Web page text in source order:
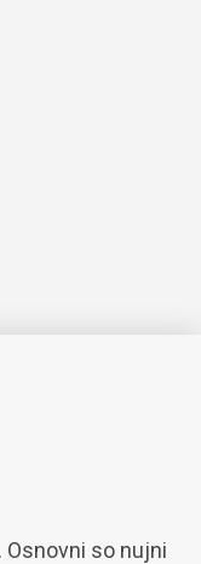
so nujni